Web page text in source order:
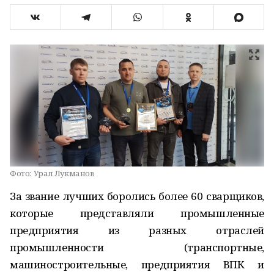
Фото: Урал Лукманов
За звание лучших боролись более 60 сварщиков,
которые представляли промышленные
предприятия из разных отраслей
промышленности (транспортные,
машиностроительные, предприятия ВПК и